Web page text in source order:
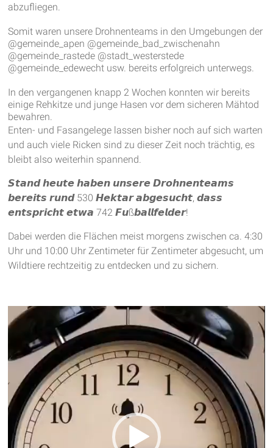
abzufliegen.
Somit waren unsere Drohnenteams in den Umgebungen der
@gemeinde_apen @gemeinde_bad_zwischenahn
@gemeinde_rastede @stadt_westerstede
@gemeinde_edewecht usw. bereits erfolgreich unterwegs.
In den vergangenen knapp 2 Wochen konnten wir bereits
einige Rehkitze und junge Hasen vor dem sicheren Mähtod
bewahren.
Enten- und Fasangelege lassen bisher noch auf sich warten
und auch viele Ricken sind zu dieser Zeit noch trächtig, es
bleibt also weiterhin spannend.
𝙎𝙩𝙖𝙣𝙙 𝙝𝙚𝙪𝙩𝙚 𝙝𝙖𝙗𝙚𝙣 𝙪𝙣𝙨𝙚𝙧𝙚 𝘿𝙧𝙤𝙝𝙣𝙚𝙣𝙩𝙚𝙖𝙢𝙨
𝙗𝙚𝙧𝙚𝙞𝙩𝙨 𝙧𝙪𝙣𝙙 530 𝙃𝙚𝙠𝙩𝙖𝙧 𝙖𝙗𝙜𝙚𝙨𝙪𝙘𝙝𝙩, 𝙙𝙖𝙨𝙨
𝙚𝙣𝙩𝙨𝙥𝙧𝙞𝙘𝙝𝙩 𝙚𝙩𝙬𝙖 742 𝙁𝙪ß𝙗𝙖𝙡𝙡𝙛𝙚𝙡𝙙𝙚𝙧!
Dabei werden die Flächen meist morgens zwischen ca. 4:30
Uhr und 10:00 Uhr Zentimeter für Zentimeter abgesucht, um
Wildtiere rechtzeitig zu entdecken und zu sichern.
Video-
Player